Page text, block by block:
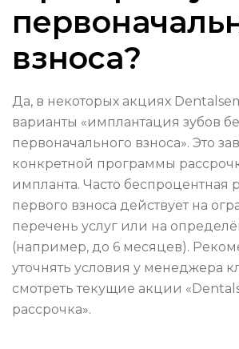
взноса?
Да, в некоторых акциях
варианты «имплантация зубов
первоначального взноса». Это
конкретной программы
импланта. Часто беспроцентная
первого взноса действует на
перечень услуг или на
(например, до 6 месяцев).
уточнять условия у менеджера
смотреть текущие акции
рассрочка».